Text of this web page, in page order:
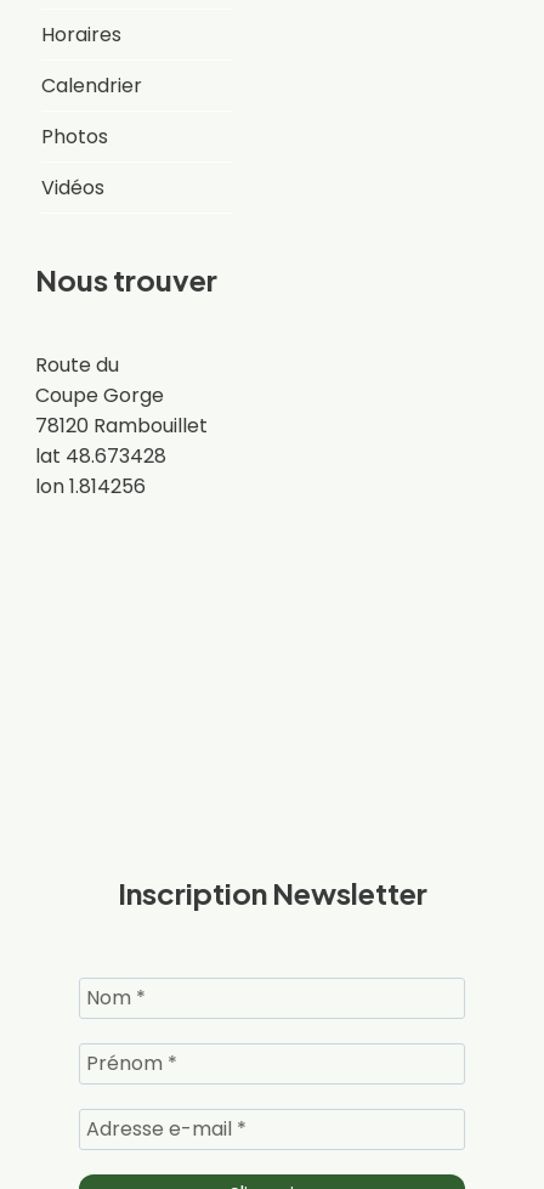
Horaires
Calendrier
Photos
Vidéos
Nous trouver
Route du
Coupe Gorge
78120 Rambouillet
lat 48.673428
lon 1.814256
Inscription Newsletter